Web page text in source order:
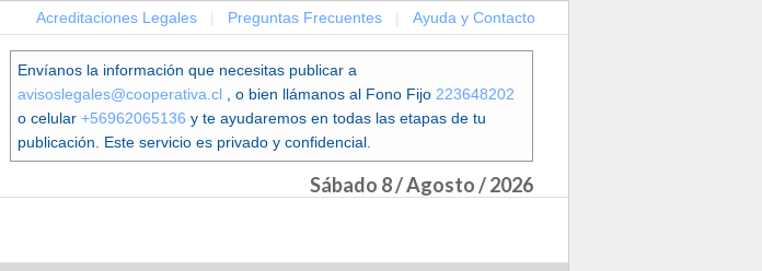
Acreditaciones Legales Preguntas Frecuentes Ayuda y Contacto
Envíanos la información que necesitas publicar a
avisoslegales@cooperativa.cl , o bien llámanos al Fono Fijo 223648202
o celular +56962065136 y te ayudaremos en todas las etapas de tu
publicación. Este servicio es privado y confidencial.
Sábado 8 / Agosto / 2026